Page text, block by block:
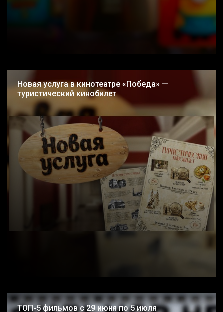
Новая услуга в кинотеатре «Победа» —
туристический кинобилет
ТОП-5 фильмов с 29 июня по 5 июля